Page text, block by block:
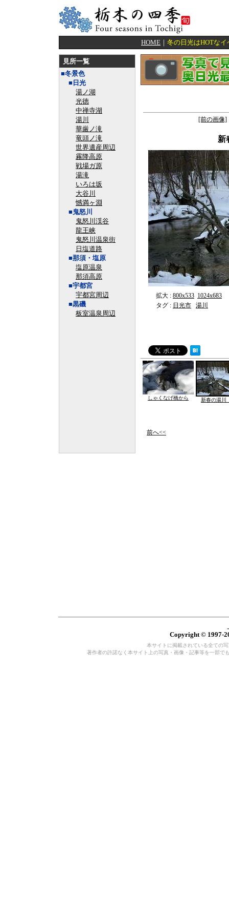
HOME ｜ 冬の日光はHOTな
見所一覧
■冬景色
■日光
湯ノ湖
光徳
中禅寺湖
湯川
華厳ノ滝
竜頭ノ滝
世界遺産周辺
霧降高原
戦場ガ原
湯滝
いろは坂
大谷川
憾満ヶ淵
■鬼怒川
鬼怒川渓谷
龍王峡
鬼怒川温泉街
日塩道路
■那須・塩原
塩原温泉
那須高原
■宇都宮
宇都宮周辺
■黒磯
板室温泉周辺
[前の画像]
新
拡大 : 800x533 1024x683
タグ : 日光市 湯川
しゃくなげ橋から 新春の湯川
前へ<<
Copyright © 1997-
本サイトに掲載されている全ての
著作者の許諾なく本サイト上の写真・画像・記事等を一部で